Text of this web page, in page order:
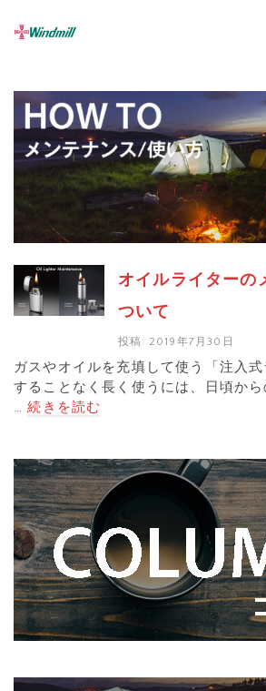
オイルライターの
ついて
投稿: 2019年7月30日
ガスやオイルを充填して使う「注入
することなく長く使うには、日頃か
…続きを読む